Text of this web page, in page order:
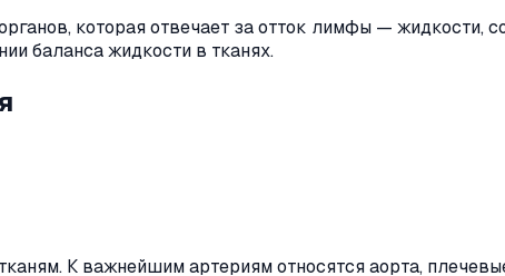
которая отвечает за отток лимфы — жидкости,
баланса жидкости в тканях.
К важнейшим артериям относятся аорта,